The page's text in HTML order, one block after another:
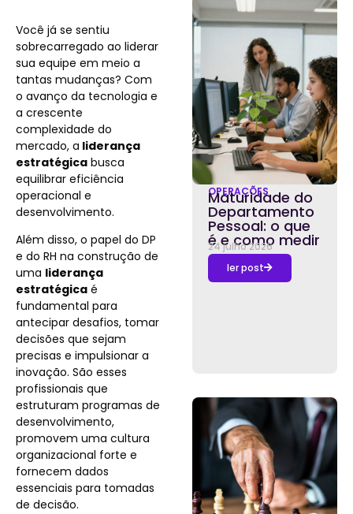
Você já se sentiu
sobrecarregado ao liderar
sua equipe em meio a
tantas mudanças? Com
o avanço da tecnologia e
a crescente
complexidade do
mercado, a liderança
estratégica busca
equilibrar eficiência
operacional e
desenvolvimento.
Além disso, o papel do DP
e do RH na construção de
uma liderança
estratégica é
fundamental para
antecipar desafios, tomar
decisões que sejam
precisas e impulsionar a
inovação. São esses
profissionais que
estruturam programas de
desenvolvimento,
promovem uma cultura
organizacional forte e
fornecem dados
essenciais para tomadas
de decisão.
OPERAÇÕES
Maturidade do
Departamento
Pessoal: o que
é e como medir
24 julho 2026
ler post